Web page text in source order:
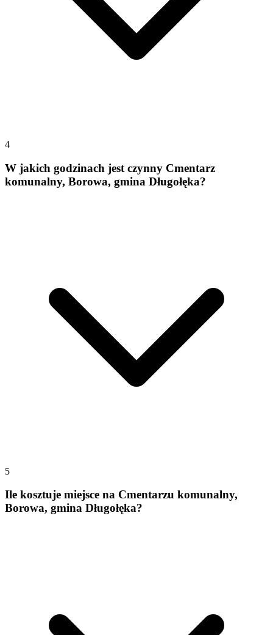
4
W jakich godzinach jest czynny Cmentarz
komunalny, Borowa, gmina Długołęka?
5
Ile kosztuje miejsce na Cmentarzu komunalny,
Borowa, gmina Długołęka?